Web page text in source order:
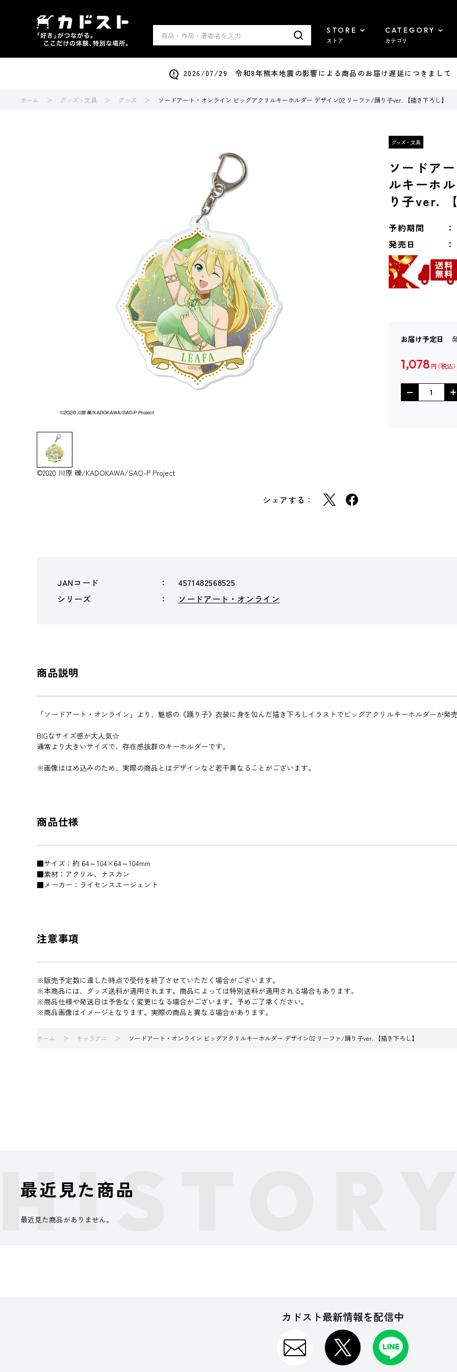
STORE
ストア
CATEGORY
カテゴリ
2026/07/29 令和8年熊本地震の影響による商品のお届け遅延につきまして
ホーム グッズ・文具 グッズ ソードアート・オンライン ビッグアクリルキーホルダー デザイン02 リーファ/踊り子ver. 【描き下ろし】
©2020 川原 礫/KADOKAWA/SAO-P Project
シェアする：
ソードア
ルキーホ
り子ver.
予約期間
発売日
お届け予定日
1,078 円
JANコード
4571482568525
シリーズ
ソードアート・オンライン
商品説明
「ソードアート・オンライン」より、魅惑の《踊り子》衣装に身を包んだ描き下ろしイラストでビッグアクリルキーホルダーが発
BIGなサイズ感が大人気☆
通常より大きいサイズで、存在感抜群のキーホルダーです。
※画像ははめ込みのため、実際の商品とはデザインなど若干異なることがございます。
商品仕様
■サイズ：約 64～104×64～104mm
■素材：アクリル、ナスカン
■メーカー：ライセンスエージェント
注意事項
※販売予定数に達した時点で受付を終了させていただく場合がございます。
※本商品には、グッズ送料が適用されます。商品によっては特別送料が適用される場合もあります。
※商品仕様や発送日は予告なく変更になる場合がございます。予めご了承ください。
※商品画像はイメージとなります。実際の商品と異なる場合があります。
ホーム キャラアニ ソードアート・オンライン ビッグアクリルキーホルダー デザイン02 リーファ/踊り子ver. 【描き下ろし】
最近見た商品
最近見た商品がありません。
カドスト最新情報を配信中